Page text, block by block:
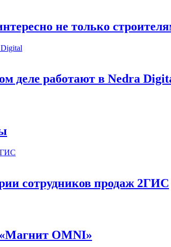
не только
деле работают в Nedra
сотрудников продаж 2ГИС
«Магнит OMNI»